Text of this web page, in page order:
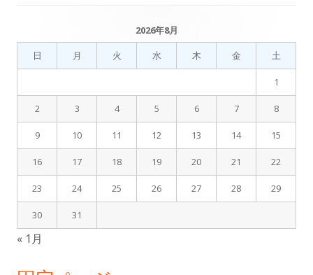
ー
シ
ョ
メ
イ
ン
サ
イ
ド
バ
ー
2026年8月
日
月 火 水 木 金 土
1
2 3 4 5 6 7 8
9 10 11 12 13 14 15
16 17 18 19 20 21 22
23 24 25 26 27 28 29
30 31
« 1月